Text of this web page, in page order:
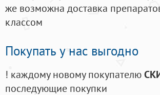
же возможна доставка
классом
Покупать у нас выгодно
! каждому новому покупателю
последующие покупки